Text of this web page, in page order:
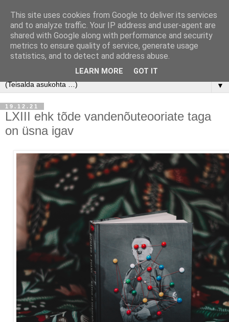
▼
19.12.21
LXIII ehk tõde vandenõuteooriate taga
on üsna igav
This site uses cookies from Google to deliver its services
and to analyze traffic. Your IP address and user-agent are
shared with Google along with performance and security
metrics to ensure quality of service, generate usage
statistics, and to detect and address abuse.
LEARN MORE GOT IT